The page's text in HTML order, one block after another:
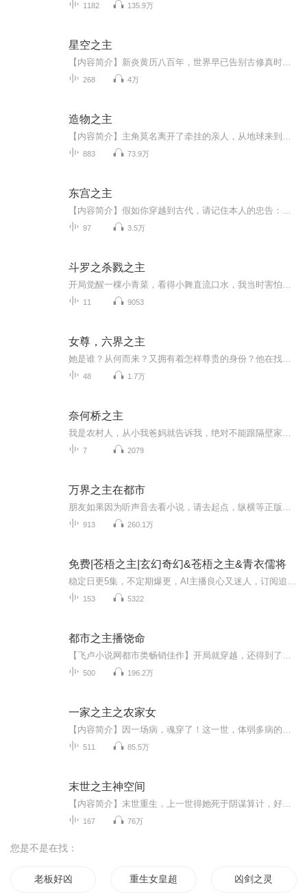
1182 135.9万
星空之主
268 4万
造物之主
883 73.9万
东宫之主
97 3.5万
斗罗之杀戮之主
11 9053
女尊，六界之主
48 1.7万
奈何桥之主
7 2079
万界之主在都市
913 260.1万
免费|苍梧之主|玄幻奇幻&苍梧之主&青衣儒将
153 5322
都市之主播饶命
500 196.2万
一家之主之农家女
511 85.5万
末世之主神空间
167 76万
您是不是在找：
老板好凶 重生女皇超凶的 凶剑之灵